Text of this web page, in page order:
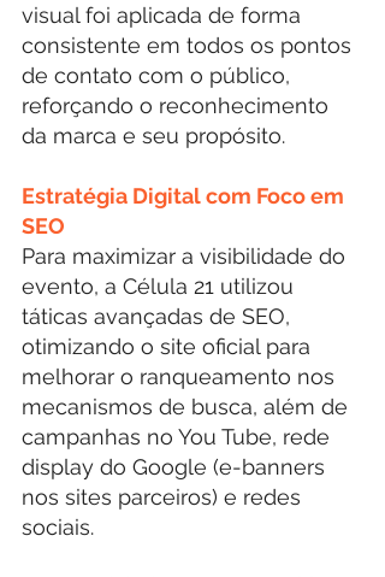
visual foi aplicada de forma
consistente em todos os pontos
de contato com o público,
reforçando o reconhecimento
da marca e seu propósito.
Estratégia Digital com Foco em
SEO
Para maximizar a visibilidade do
evento, a Célula 21 utilizou
táticas avançadas de SEO,
otimizando o site oficial para
melhorar o ranqueamento nos
mecanismos de busca, além de
campanhas no You Tube, rede
display do Google (e-banners
nos sites parceiros) e redes
sociais.